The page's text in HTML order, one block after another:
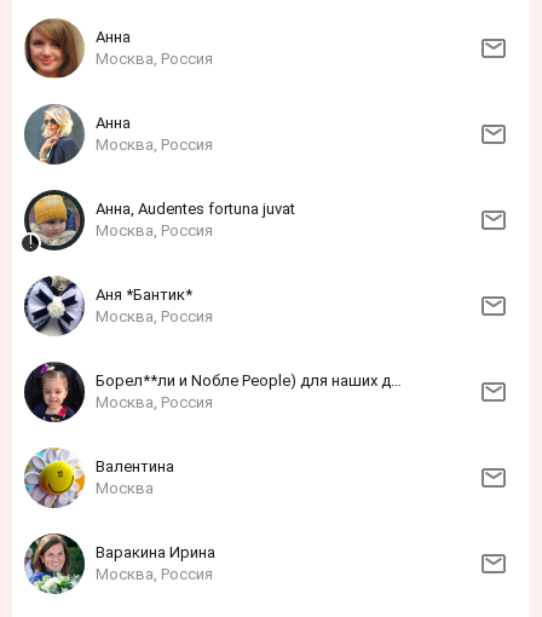
Анна
Москва, Россия
Анна
Москва, Россия
Анна, Audentes fortuna juvat
Москва, Россия
Аня *Бантик*
Москва, Россия
Борел**ли и Noблe People) для наших деток и прекрасных мам
Москва, Россия
Валентина
Москва
Варакина Ирина
Москва, Россия